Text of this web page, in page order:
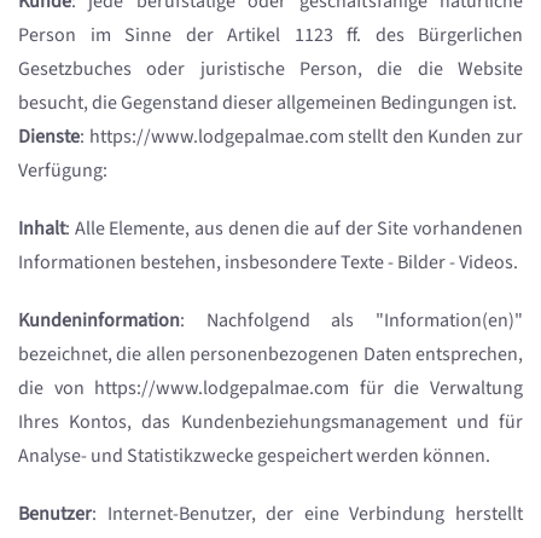
Person im Sinne der Artikel 1123 ff. des Bürgerlichen
Gesetzbuches oder juristische Person, die die Website
besucht, die Gegenstand dieser allgemeinen Bedingungen ist.
Dienste: https://www.lodgepalmae.com stellt den Kunden zur
Verfügung:
Inhalt: Alle Elemente, aus denen die auf der Site vorhandenen
Informationen bestehen, insbesondere Texte - Bilder - Videos.
Kundeninformation: Nachfolgend als "Information(en)"
bezeichnet, die allen personenbezogenen Daten entsprechen,
die von https://www.lodgepalmae.com für die Verwaltung
Ihres Kontos, das Kundenbeziehungsmanagement und für
Analyse- und Statistikzwecke gespeichert werden können.
Benutzer: Internet-Benutzer, der eine Verbindung herstellt